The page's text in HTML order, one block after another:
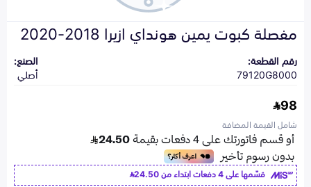
مفصلة كبوت يمين هونداي ازيرا 2018-2020
رقم القطعة:
79120G8000
الصنع:
أصلي
98
شامل القيمة المضافة
قسّمها على 4 دفعات ابتداء من
24.50